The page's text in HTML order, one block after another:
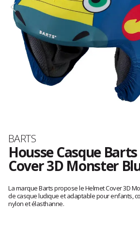
Marque
BARTS
Housse Casque
Cover 3D Monster
avis
clients
La marque Barts propose le Helmet Cover 3D
de casque ludique et adaptable pour enfants,
nylon et élasthanne.